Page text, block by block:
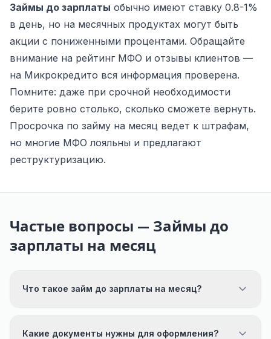
Займы до зарплаты обычно имеют ставку 0.8-1%
в день, но на месячных продуктах могут быть
акции с пониженными процентами. Обращайте
внимание на рейтинг МФО и отзывы клиентов —
на Микрокредито вся информация проверена.
Помните: даже при срочной необходимости
берите ровно столько, сколько сможете вернуть.
Просрочка по займу на месяц ведет к штрафам,
но многие МФО лояльны и предлагают
реструктуризацию.
Частые вопросы — Займы до
зарплаты на месяц
Что такое займ до зарплаты на месяц?
Какие документы нужны для оформления?